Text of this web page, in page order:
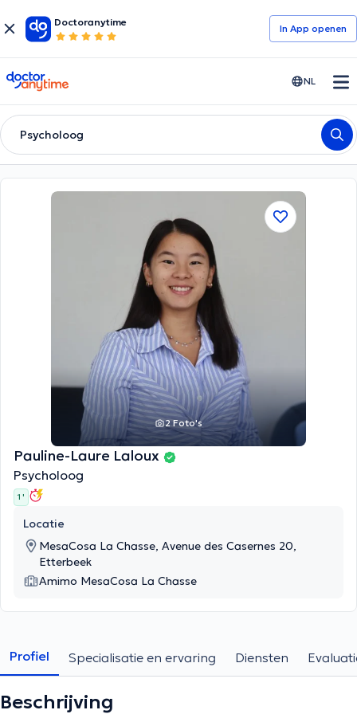
Doctoranytime
In App openen
doctoranytime NL
Psycholoog
2 Foto's
Pauline-Laure Laloux
Psycholoog
1 '
Locatie
MesaCosa La Chasse, Avenue des Casernes 20,
Etterbeek
Amimo MesaCosa La Chasse
Profiel Specialisatie en ervaring Diensten
Beschrijving